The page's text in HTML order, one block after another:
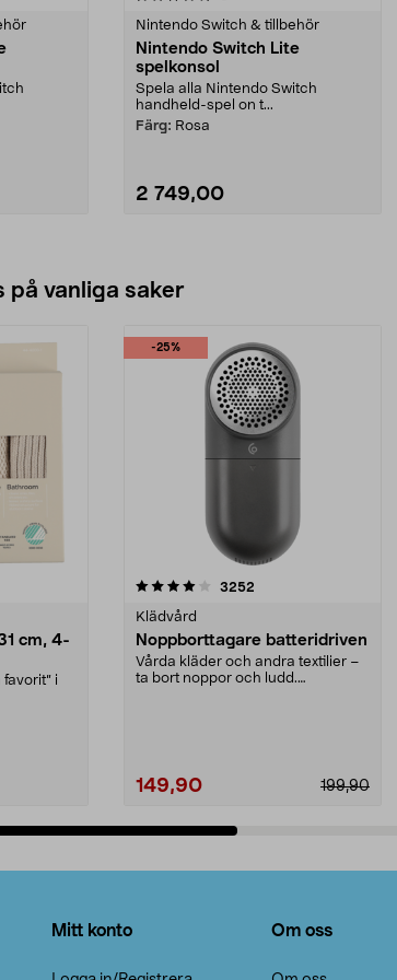
Nintendo Switch & tillbehör
Nintendo Switch Lite
spelkonsol
Spela alla Nintendo Switch
handheld-spel on t...
Färg: Rosa
2 749,00
på vanliga saker
cm, 4-
i
-25%
3252
Klädvård
Noppborttagare batteridriven
Vårda kläder och andra textilier –
ta bort noppor och ludd.
199,90
149,90
4.5av 5 stjärnor
Mitt konto Om oss